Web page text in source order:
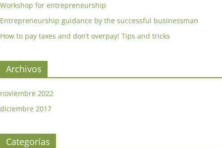
Workshop for entrepreneurship
Entrepreneurship guidance by the successful businessman
How to pay taxes and don’t overpay! Tips and tricks
Archivos
noviembre 2022
diciembre 2017
Categorías